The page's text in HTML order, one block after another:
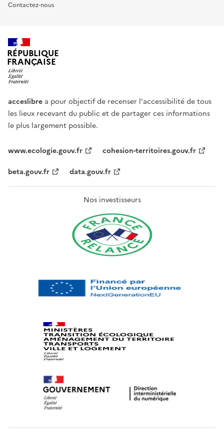
Contactez-nous
RÉPUBLIQUE
FRANÇAISE
acceslibre a pour objectif de recenser l'accessibilité de tous
les lieux recevant du public et de partager ces informations
le plus largement possible.
www.ecologie.gouv.fr
cohesion-territoires.gouv.fr
beta.gouv.fr
data.gouv.fr
Nos investisseurs